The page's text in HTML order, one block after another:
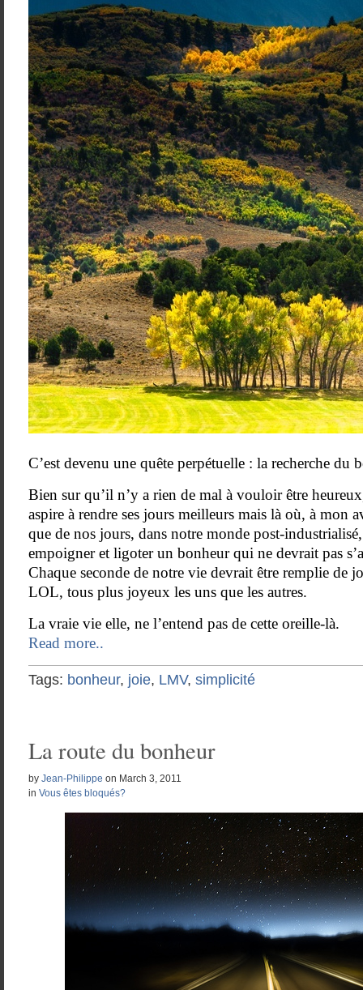
C’est devenu une quête perpétuelle : la recherche
Bien sur qu’il n’y a rien de mal à vouloir être
aspire à rendre ses jours meilleurs mais là où, à mon
que de nos jours, dans notre monde post-
empoigner et ligoter un bonheur qui ne devrait pas
Chaque seconde de notre vie devrait être remplie de
LOL, tous plus joyeux les uns que les autres.
La vraie vie elle, ne l’entend pas de cette oreille-là.
Read more..
Tags: bonheur, joie, LMV, simplicité
La route du bonheur
by Jean-Philippe on March 3, 2011
in Vous êtes bloqués?